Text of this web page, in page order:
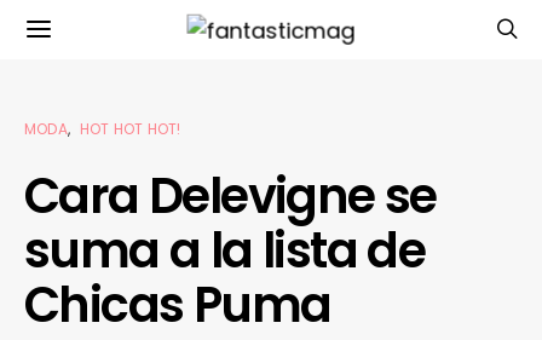
MODA HOT HOT HOT!
Cara Delevigne se
suma a la lista de
Chicas Puma